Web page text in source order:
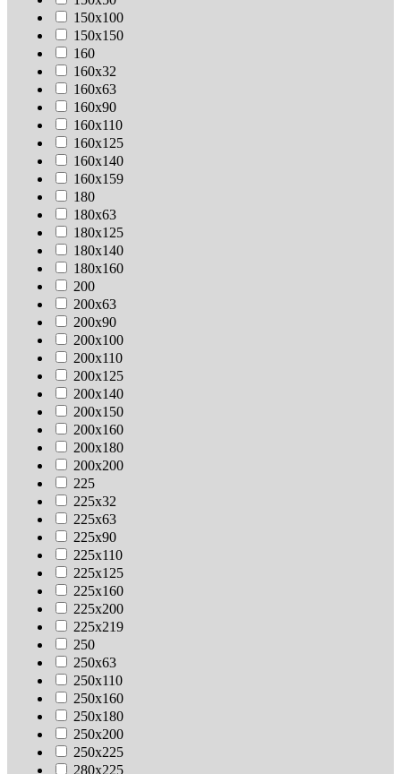
150х100
150х150
160
160х32
160х63
160х90
160х110
160х125
160х140
160х159
180
180х63
180х125
180х140
180х160
200
200х63
200х90
200х100
200х110
200х125
200х140
200х150
200х160
200х180
200х200
225
225х32
225х63
225х90
225х110
225х125
225х160
225х200
225х219
250
250х63
250х110
250х160
250х180
250х200
250х225
280х225